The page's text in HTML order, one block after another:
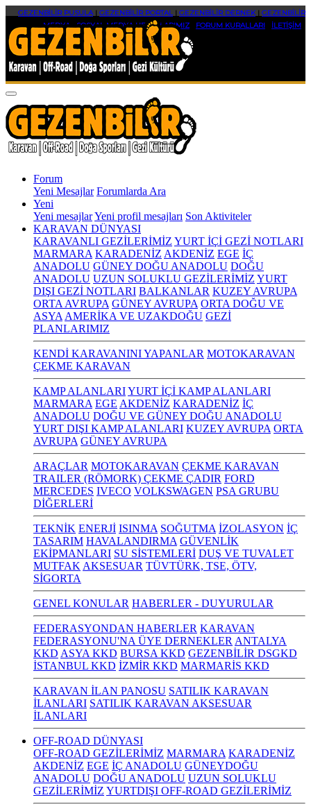
GEZENBİLİR PUSULA| GEZENBİLİR PORTAL| GEZENBİLİR DERNEK| GEZENBİLİR
MEDYA|SOSYAL MEDYA HESAPLARIMIZ FORUM KURALLARI İLETİŞİM
Forum
Yeni Mesajlar Forumlarda Ara
Yeni
Yeni mesajlarYeni profil mesajları Son Aktiviteler
KARAVAN DÜNYASI
KARAVANLI GEZİLERİMİZ YURT İÇİ GEZİ NOTLARI
MARMARA KARADENİZ AKDENİZ EGE İÇ
ANADOLU GÜNEY DOĞU ANADOLU DOĞU
ANADOLU UZUN SOLUKLU GEZİLERİMİZ YURT
DIŞI GEZİ NOTLARI BALKANLAR KUZEY AVRUPA
ORTA AVRUPA GÜNEY AVRUPA ORTA DOĞU VE
ASYA AMERİKA VE UZAKDOĞU GEZİ
PLANLARIMIZ
KENDİ KARAVANINI YAPANLAR MOTOKARAVAN
ÇEKME KARAVAN
KAMP ALANLARIYURT İÇİ KAMP ALANLARI
MARMARA EGE AKDENİZ KARADENİZ İÇ
ANADOLU DOĞU VE GÜNEY DOĞU ANADOLU
YURT DIŞI KAMP ALANLARI KUZEY AVRUPA ORTA
AVRUPA GÜNEY AVRUPA
ARAÇLAR MOTOKARAVAN ÇEKME KARAVAN
TRAILER (RÖMORK) ÇEKME ÇADIR FORD
MERCEDES IVECO VOLKSWAGEN PSA GRUBU
DİĞERLERİ
TEKNİK ENERJİ ISINMA SOĞUTMA İZOLASYON İÇ
TASARIM HAVALANDIRMA GÜVENLİK
EKİPMANLARI SU SİSTEMLERİ DUŞ VE TUVALET
MUTFAK AKSESUAR TÜVTÜRK, TSE, ÖTV,
SİGORTA
GENEL KONULAR HABERLER - DUYURULAR
FEDERASYONDAN HABERLER KARAVAN
FEDERASYONU'NA ÜYE DERNEKLER ANTALYA
KKD ASYA KKD BURSA KKD GEZENBİLİR DSGKD
İSTANBUL KKD İZMİR KKD MARMARİS KKD
KARAVAN İLAN PANOSU SATILIK KARAVAN
İLANLARI SATILIK KARAVAN AKSESUAR
İLANLARI
OFF-ROAD DÜNYASI
OFF-ROAD GEZİLERİMİZ MARMARA KARADENİZ
AKDENİZ EGE İÇ ANADOLU GÜNEYDOĞU
ANADOLU DOĞU ANADOLU UZUN SOLUKLU
GEZİLERİMİZ YURTDIŞI OFF-ROAD GEZİLERİMİZ